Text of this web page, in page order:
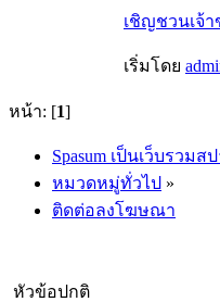
เชิญชวนเจ้
เริ่มโดย
หน้า: [1]
Spasum เป็นเว็บรว
หมวดหมู่ทั่วไป »
ติดต่อลงโฆษณา
หัวข้อปกติ